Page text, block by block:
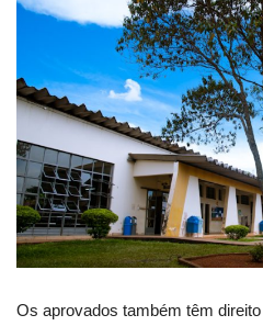
Os aprovados também têm